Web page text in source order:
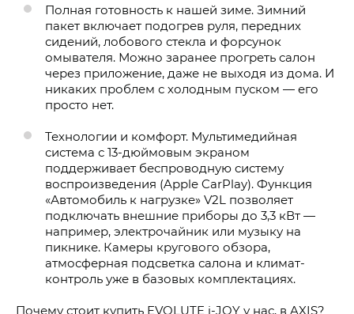
Полная готовность к нашей зиме. Зимний
пакет включает подогрев руля, передних
сидений, лобового стекла и форсунок
омывателя. Можно заранее прогреть салон
через приложение, даже не выходя из дома. И
никаких проблем с холодным пуском — его
просто нет.
Технологии и комфорт. Мультимедийная
система с 13-дюймовым экраном
поддерживает беспроводную систему
воспроизведения (Apple CarPlay). Функция
«Автомобиль к нагрузке» V2L позволяет
подключать внешние приборы до 3,3 кВт —
например, электрочайник или музыку на
пикнике. Камеры кругового обзора,
атмосферная подсветка салона и климат-
контроль уже в базовых комплектациях.
Почему стоит купить EVOLUTE i-JOY у нас, в AXIS?